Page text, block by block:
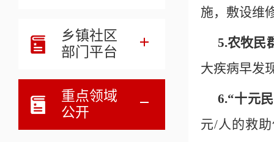
乡镇社区
部门平台
重点领域
公开
施，敷设维
5.农牧民
大疾病早发
6.“十元
元/人的救